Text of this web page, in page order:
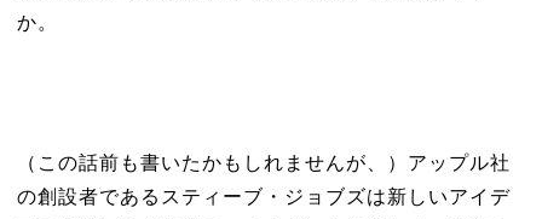
か。
（この話前も書いたかもしれませんが、）アップル社
の創設者であるスティーブ・ジョブズは新しいアイデ